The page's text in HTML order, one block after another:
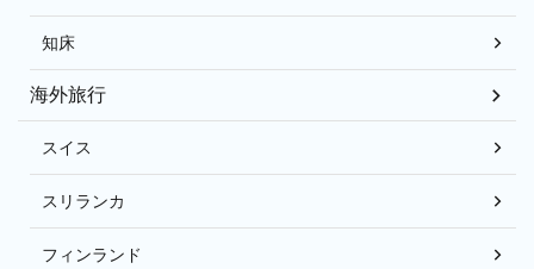
知床
海外旅行
スイス
スリランカ
フィンランド